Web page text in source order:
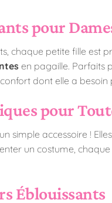
pour
chaque petite fille est
en pagaille. Parfaits
dont elle a besoin
pour
simple accessoire !
un costume,
Éblouissants